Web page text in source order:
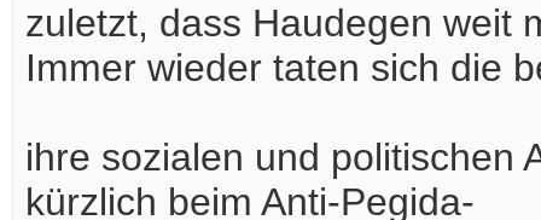
zuletzt, dass Haudegen weit
Immer wieder taten sich die
ihre sozialen und politischen
kürzlich beim Anti-Pegida-